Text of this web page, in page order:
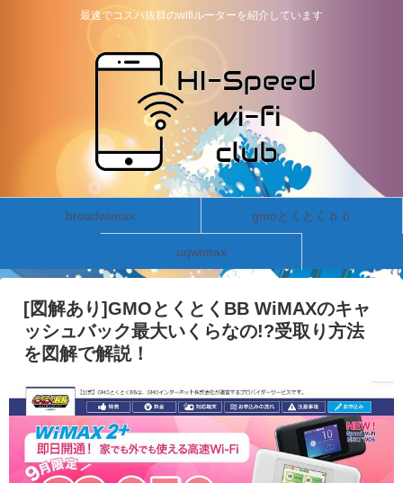
最速でコスパ抜群のwifiルーターを紹介しています
broadwimax gmoとくとくｂｂ
uqwimax
[図解あり]GMOとくとくBB WiMAXのキャ
ッシュバック最大いくらなの!?受取り方法
を図解で解説！